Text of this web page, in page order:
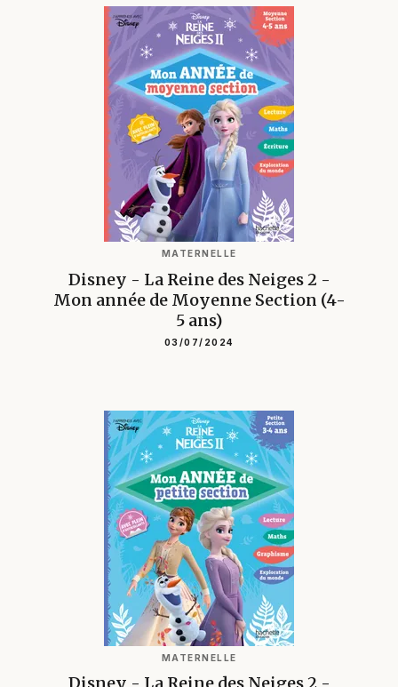
MATERNELLE
Disney - La Reine des Neiges 2 -
Mon année de Moyenne Section (4-
5 ans)
03/07/2024
MATERNELLE